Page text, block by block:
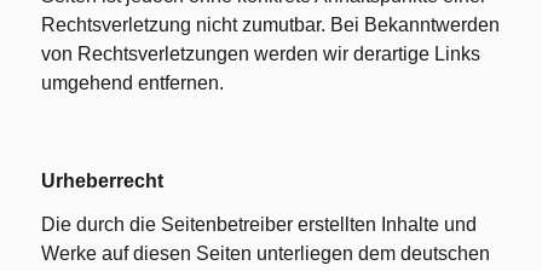
Rechtsverletzung nicht zumutbar. Bei Bekanntwerden
von Rechtsverletzungen werden wir derartige Links
umgehend entfernen.
Urheberrecht
Die durch die Seitenbetreiber erstellten Inhalte und
Werke auf diesen Seiten unterliegen dem deutschen